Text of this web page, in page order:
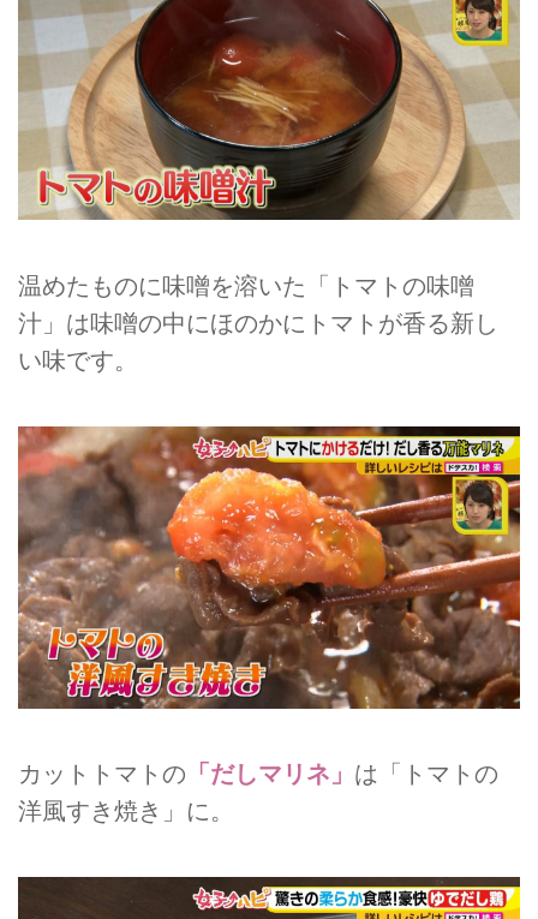
温めたものに味噌を溶いた「トマトの味噌
汁」は味噌の中にほのかにトマトが香る新し
い味です。
カットトマトの 「だしマリネ」 は「トマトの
洋風すき焼き」に。